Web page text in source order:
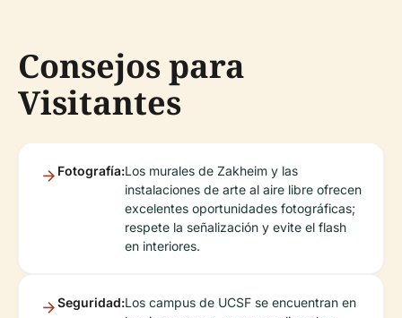
Consejos para
Visitantes
Fotografía:Los murales de Zakheim y las
instalaciones de arte al aire libre ofrecen
excelentes oportunidades fotográficas;
respete la señalización y evite el flash
en interiores.
Seguridad:Los campus de UCSF se encuentran en